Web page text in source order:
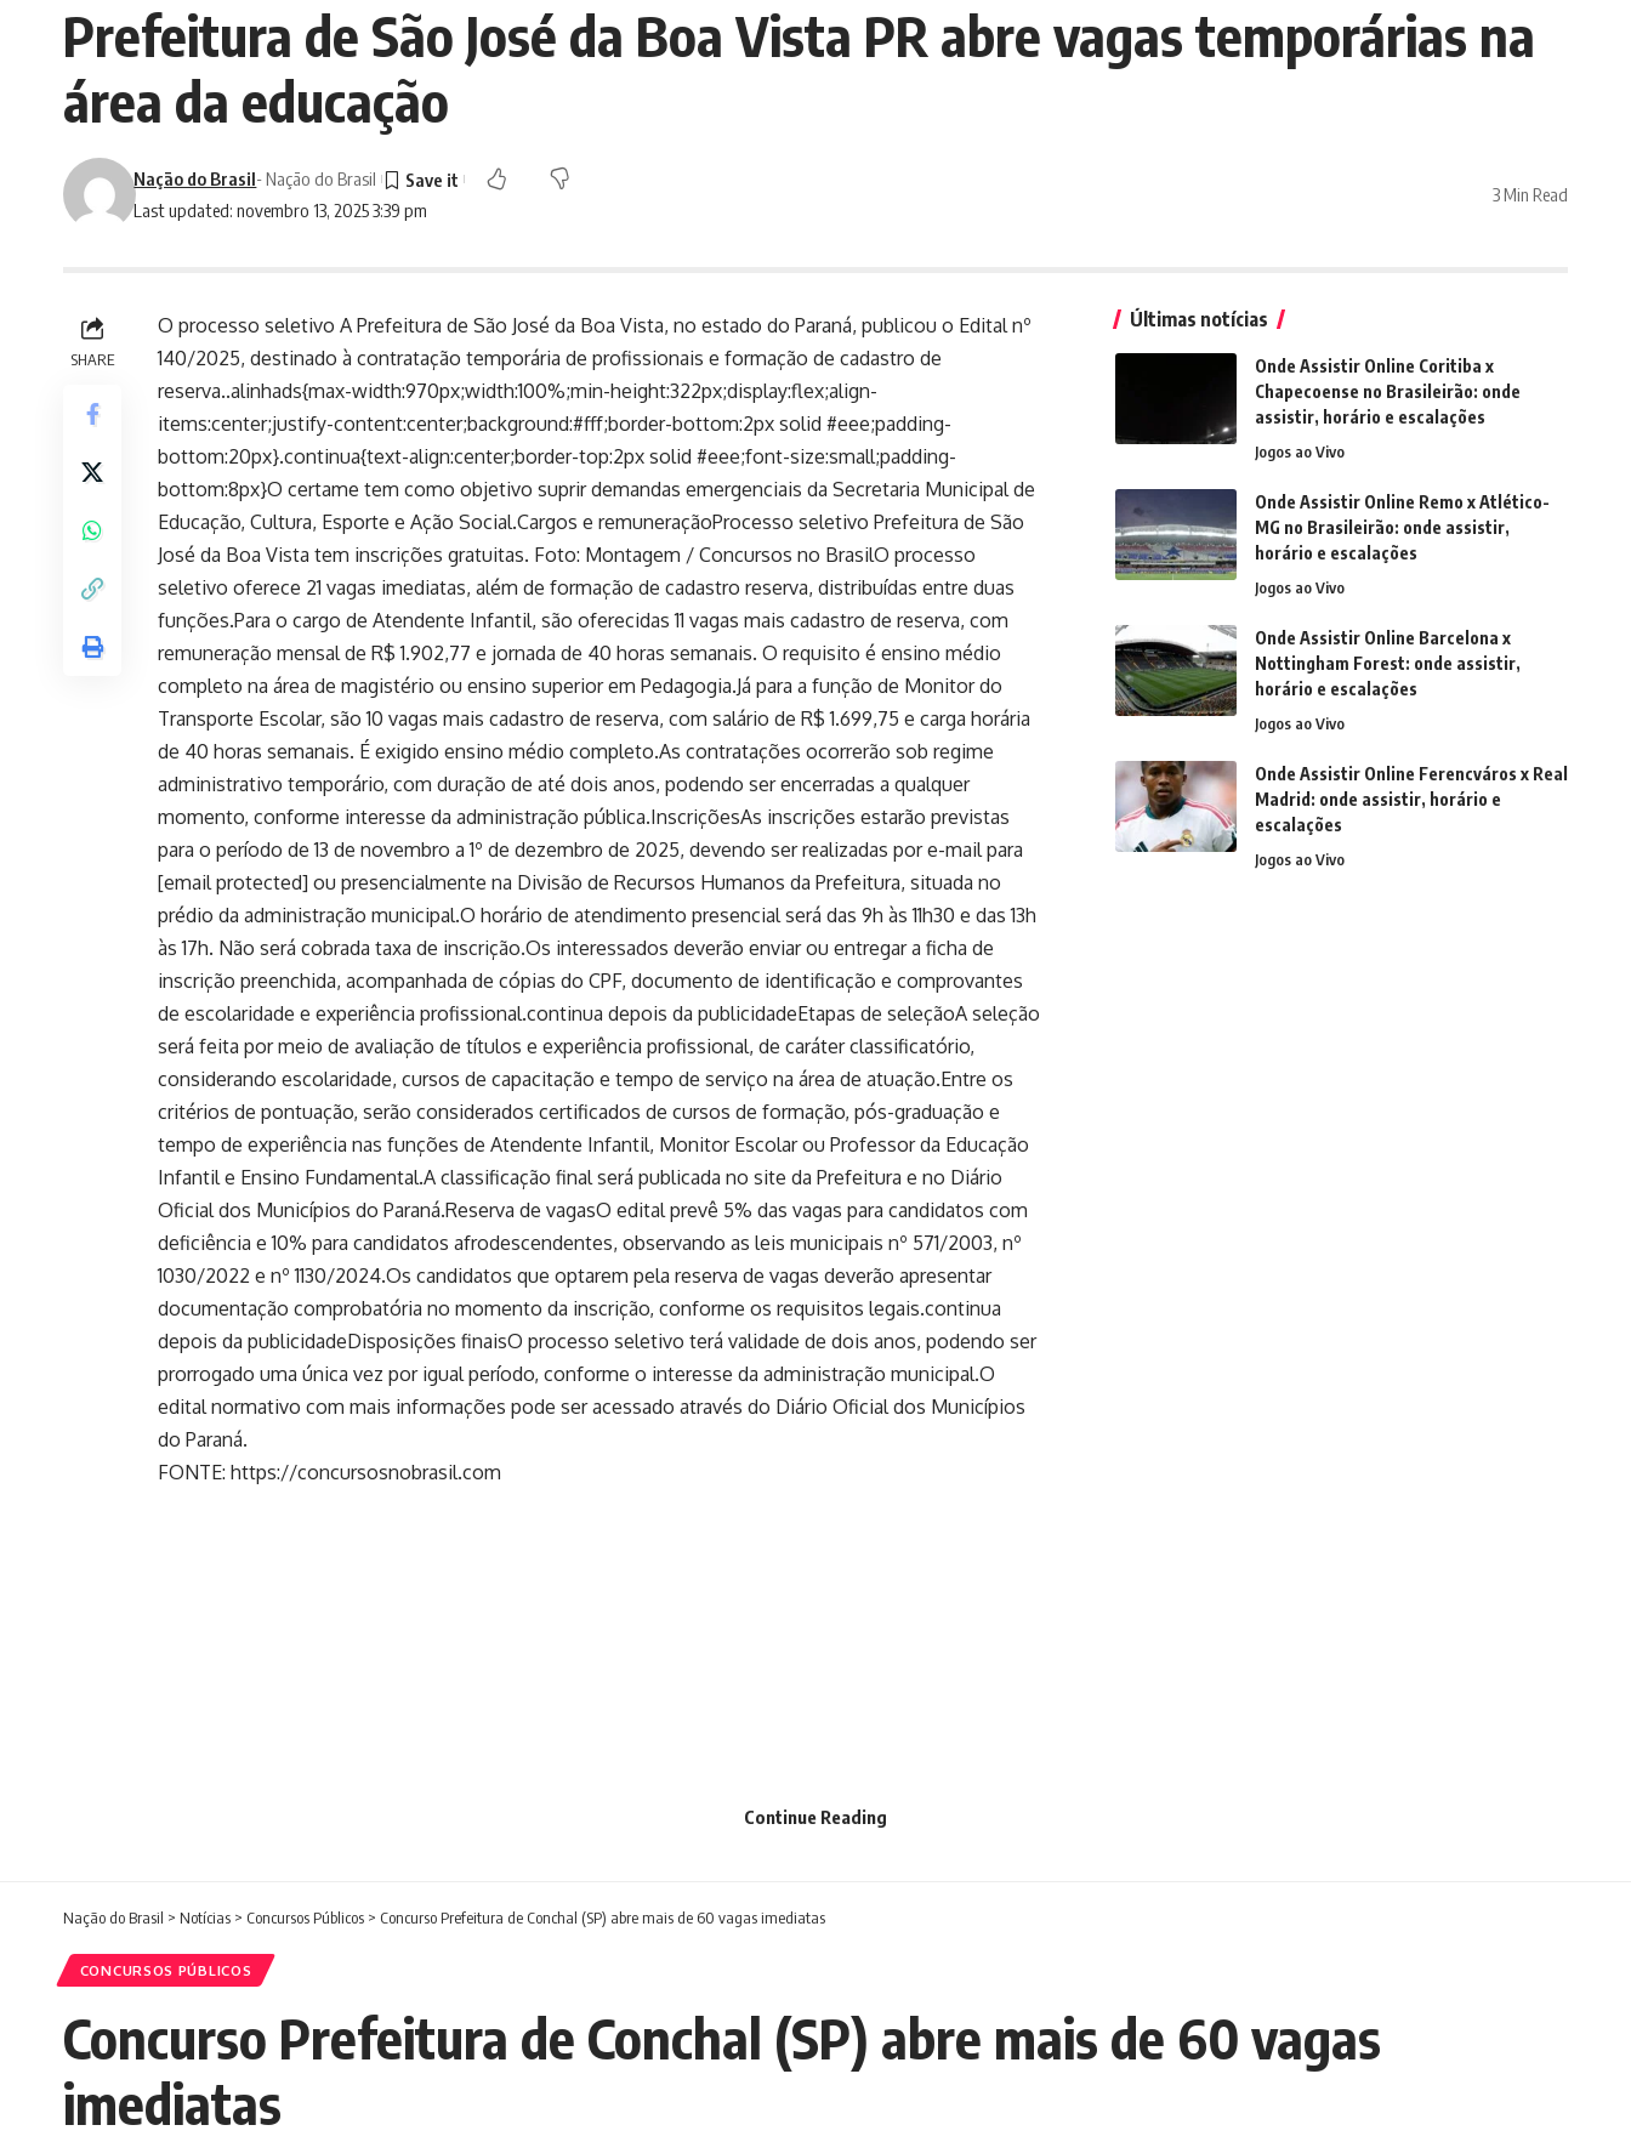
Prefeitura de São José da Boa Vista PR abre vagas temporárias na
área da educação
Last updated: novembro 13, 2025 3:39 pm
Nação do Brasil- Nação do Brasil
3 Min Read
SHARE
O processo seletivo A Prefeitura de São José da Boa Vista, no estado do Paraná, publicou o Edital nº
140/2025, destinado à contratação temporária de profissionais e formação de cadastro de
reserva..alinhads{max-width:970px;width:100%;min-height:322px;display:flex;align-
items:center;justify-content:center;background:#fff;border-bottom:2px solid #eee;padding-
bottom:20px}.continua{text-align:center;border-top:2px solid #eee;font-size:small;padding-
bottom:8px}O certame tem como objetivo suprir demandas emergenciais da Secretaria Municipal de
Educação, Cultura, Esporte e Ação Social.Cargos e remuneraçãoProcesso seletivo Prefeitura de São
José da Boa Vista tem inscrições gratuitas. Foto: Montagem / Concursos no BrasilO processo
seletivo oferece 21 vagas imediatas, além de formação de cadastro reserva, distribuídas entre duas
funções.Para o cargo de Atendente Infantil, são oferecidas 11 vagas mais cadastro de reserva, com
remuneração mensal de R$ 1.902,77 e jornada de 40 horas semanais. O requisito é ensino médio
completo na área de magistério ou ensino superior em Pedagogia.Já para a função de Monitor do
Transporte Escolar, são 10 vagas mais cadastro de reserva, com salário de R$ 1.699,75 e carga horária
de 40 horas semanais. É exigido ensino médio completo.As contratações ocorrerão sob regime
administrativo temporário, com duração de até dois anos, podendo ser encerradas a qualquer
momento, conforme interesse da administração pública.InscriçõesAs inscrições estarão previstas
para o período de 13 de novembro a 1º de dezembro de 2025, devendo ser realizadas por e-mail para
[email protected] ou presencialmente na Divisão de Recursos Humanos da Prefeitura, situada no
prédio da administração municipal.O horário de atendimento presencial será das 9h às 11h30 e das 13h
às 17h. Não será cobrada taxa de inscrição.Os interessados deverão enviar ou entregar a ficha de
inscrição preenchida, acompanhada de cópias do CPF, documento de identificação e comprovantes
de escolaridade e experiência profissional.continua depois da publicidadeEtapas de seleçãoA seleção
será feita por meio de avaliação de títulos e experiência profissional, de caráter classificatório,
considerando escolaridade, cursos de capacitação e tempo de serviço na área de atuação.Entre os
critérios de pontuação, serão considerados certificados de cursos de formação, pós-graduação e
tempo de experiência nas funções de Atendente Infantil, Monitor Escolar ou Professor da Educação
Infantil e Ensino Fundamental.A classificação final será publicada no site da Prefeitura e no Diário
Oficial dos Municípios do Paraná.Reserva de vagasO edital prevê 5% das vagas para candidatos com
deficiência e 10% para candidatos afrodescendentes, observando as leis municipais nº 571/2003, nº
1030/2022 e nº 1130/2024.Os candidatos que optarem pela reserva de vagas deverão apresentar
documentação comprobatória no momento da inscrição, conforme os requisitos legais.continua
depois da publicidadeDisposições finaisO processo seletivo terá validade de dois anos, podendo ser
prorrogado uma única vez por igual período, conforme o interesse da administração municipal.O
edital normativo com mais informações pode ser acessado através do Diário Oficial dos Municípios
do Paraná.
FONTE: https://concursosnobrasil.com
Últimas notícias
Onde Assistir Online Coritiba x
Chapecoense no Brasileirão: onde
assistir, horário e escalações
Jogos ao Vivo
Onde Assistir Online Remo x Atlético-
MG no Brasileirão: onde assistir,
horário e escalações
Jogos ao Vivo
Onde Assistir Online Barcelona x
Nottingham Forest: onde assistir,
horário e escalações
Jogos ao Vivo
Onde Assistir Online Ferencváros x Real
Madrid: onde assistir, horário e
escalações
Jogos ao Vivo
Continue Reading
Nação do Brasil > Notícias > Concursos Públicos > Concurso Prefeitura de Conchal (SP) abre mais de 60 vagas imediatas
CONCURSOS PÚBLICOS
Concurso Prefeitura de Conchal (SP) abre mais de 60 vagas
imediatas